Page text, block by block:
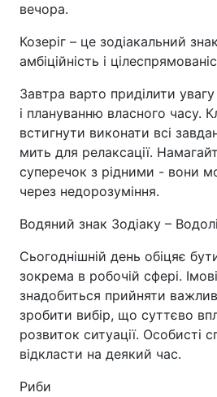
вечора.
Козеріг – це зодіакальний
амбіційність і
Завтра варто приділити
і плануванню власного часу.
встигнути виконати всі
мить для релаксації.
суперечок з рідними - вони
через недорозуміння.
Водяний знак Зодіаку –
Сьогоднішній день обіцяє
зокрема в робочій сфері.
знадобиться прийняти
зробити вибір, що суттєво
розвиток ситуації. Особисті
відкласти на деякий час.
Риби